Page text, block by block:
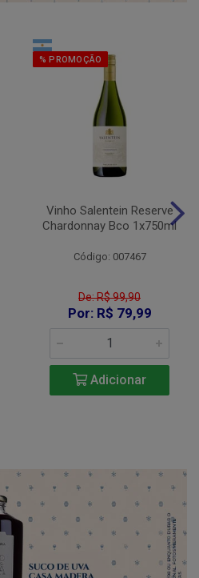
% PROMOÇÃO
Vinho Salentein Reserve
Chardonnay Bco 1x750ml
Código: 007467
De: R$ 99,90
Por: R$ 79,99
Adicionar